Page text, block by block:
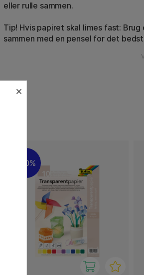
eller rulle sammen.
Tip! Hvis papiret skal limes fast: Brug
sammen med en pensel for det
20%